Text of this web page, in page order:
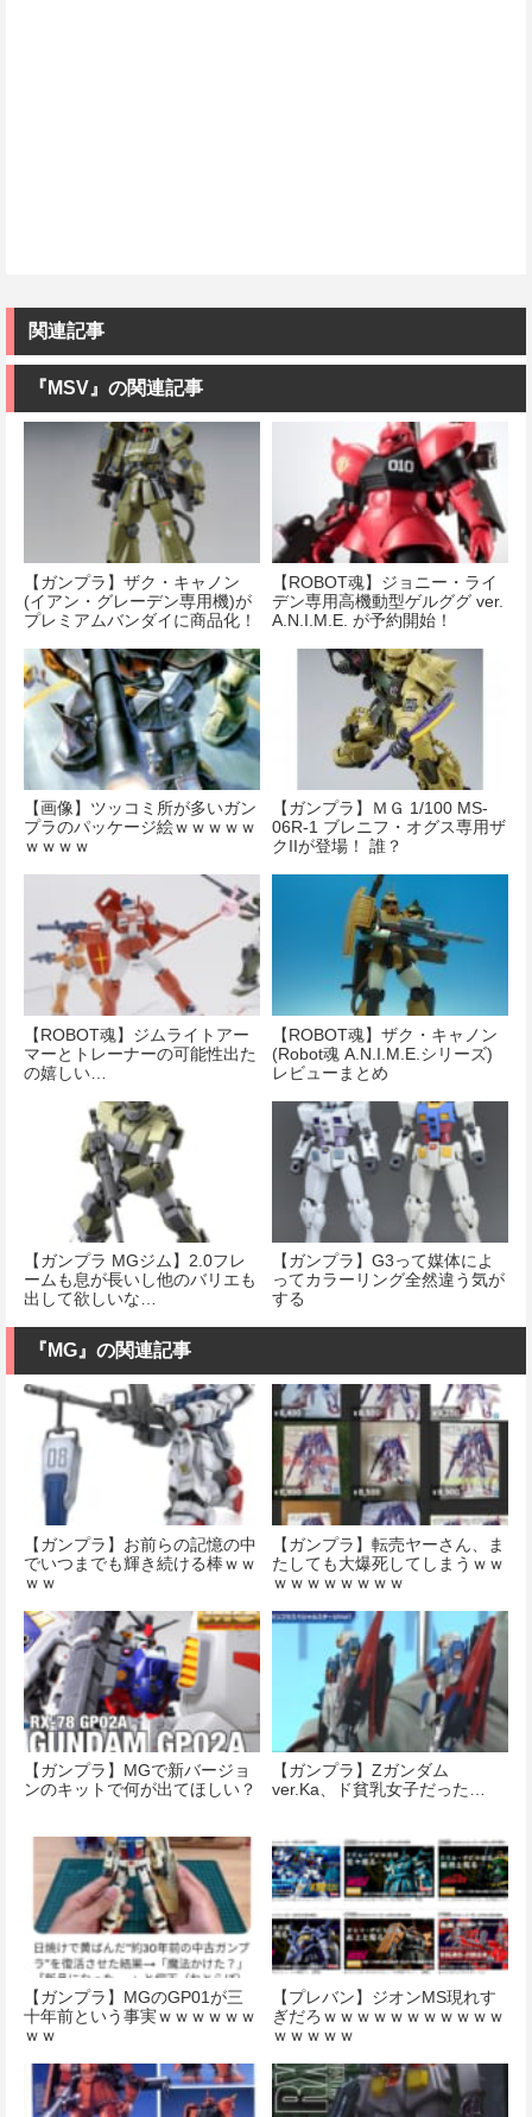
関連記事
『MSV』の関連記事
【ガンプラ】ザク・キャノン
(イアン・グレーデン専用機)が
プレミアムバンダイに商品化！
【ROBOT魂】ジョニー・ライ
デン専用高機動型ゲルググ ver.
A.N.I.M.E. が予約開始！
【画像】ツッコミ所が多いガン
プラのパッケージ絵ｗｗｗｗｗ
ｗｗｗｗ
【ガンプラ】ＭＧ 1/100 MS-
06R-1 ブレニフ・オグス専用ザ
クIIが登場！ 誰？
【ROBOT魂】ジムライトアー
マーとトレーナーの可能性出た
の嬉しい…
【ROBOT魂】ザク・キャノン
(Robot魂 A.N.I.M.E.シリーズ)
レビューまとめ
【ガンプラ MGジム】2.0フレ
ームも息が長いし他のバリエも
出して欲しいな…
【ガンプラ】G3って媒体によ
ってカラーリング全然違う気が
する
『MG』の関連記事
【ガンプラ】お前らの記憶の中
でいつまでも輝き続ける棒ｗｗ
ｗｗ
【ガンプラ】転売ヤーさん、ま
たしても大爆死してしまうｗｗ
ｗｗｗｗｗｗｗｗ
【ガンプラ】MGで新バージョ
ンのキットで何が出てほしい？
【ガンプラ】Ζガンダム
ver.Ka、ド貧乳女子だった…
【ガンプラ】MGのGP01が三
十年前という事実ｗｗｗｗｗｗ
ｗｗ
【プレバン】ジオンMS現れす
ぎだろｗｗｗｗｗｗｗｗｗｗｗ
ｗｗｗｗｗ